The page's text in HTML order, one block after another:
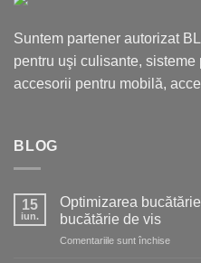
Suntem partener autorizat
pentru uşi culisante,
accesorii pentru mobilă,
BLOG
15
iun.
Optimizarea
bucătărie de vis
Comentariile sunt închisepentru